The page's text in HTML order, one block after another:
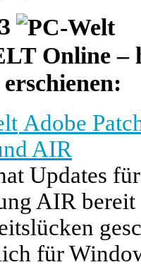
Online –
Adobe
AIR
Updates
AIR
für